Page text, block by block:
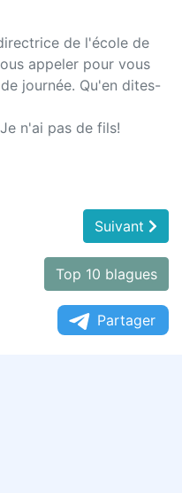
de l'école de
appeler pour vous
journée. Qu'en dites-
n'ai pas de fils!
Suivant
Top 10 blagues
Partager